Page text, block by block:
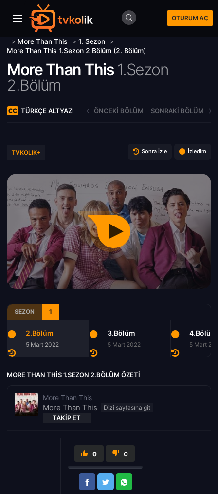
OTURUM AÇ
> More Than This > 1. Sezon >
More Than This 1.Sezon 2.Bölüm (2. Bölüm)
More Than This 1.Sezon
2.Bölüm
TÜRKÇE ALTYAZI ÖNCEKI BÖLÜM SONRAKI BÖLÜM
TVKOLIK+ Sonra İzle İzledim
SEZON 1
2.Bölüm
5 Mart 2022
3.Bölüm
5 Mart 2022
4.Bölüm
5 Mart
MORE THAN THIS 1.SEZON 2.BÖLÜM ÖZETI
More Than This
More Than This
TAKIP ET
0 0